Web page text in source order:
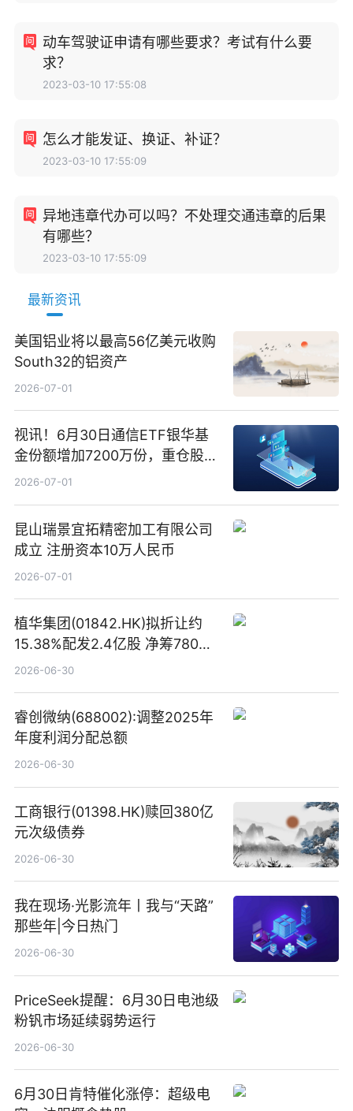
动车驾驶证申请有哪些要求？考试有什么要
求？
2023-03-10 17:55:08
怎么才能发证、换证、补证？
2023-03-10 17:55:09
异地违章代办可以吗？不处理交通违章的后果
有哪些？
2023-03-10 17:55:09
最新资讯
美国铝业将以最高56亿美元收购
South32的铝资产
2026-07-01
视讯！6月30日通信ETF银华基
金份额增加7200万份，重仓股新
易盛、中际旭创、立讯精密
2026-07-01
昆山瑞景宜拓精密加工有限公司
成立 注册资本10万人民币
2026-07-01
植华集团(01842.HK)拟折让约
15.38%配发2.4亿股 净筹780万
港元
2026-06-30
睿创微纳(688002):调整2025年
年度利润分配总额
2026-06-30
工商银行(01398.HK)赎回380亿
元次级债券
2026-06-30
我在现场·光影流年丨我与“天路”
那些年|今日热门
2026-06-30
PriceSeek提醒：6月30日电池级
粉钒市场延续弱势运行
2026-06-30
6月30日肯特催化涨停：超级电